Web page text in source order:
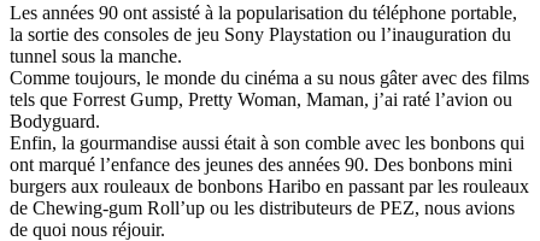
Les années 90 ont assisté à la popularisation du téléphone portable,
la sortie des consoles de jeu Sony Playstation ou l’inauguration du
tunnel sous la manche.
Comme toujours, le monde du cinéma a su nous gâter avec des films
tels que Forrest Gump, Pretty Woman, Maman, j’ai raté l’avion ou
Bodyguard.
Enfin, la gourmandise aussi était à son comble avec les bonbons qui
ont marqué l’enfance des jeunes des années 90. Des bonbons mini
burgers aux rouleaux de bonbons Haribo en passant par les rouleaux
de Chewing-gum Roll’up ou les distributeurs de PEZ, nous avions
de quoi nous réjouir.